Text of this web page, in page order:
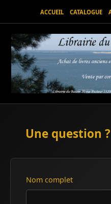
ACCUEIL CATALOGUE
Une question
Nom complet